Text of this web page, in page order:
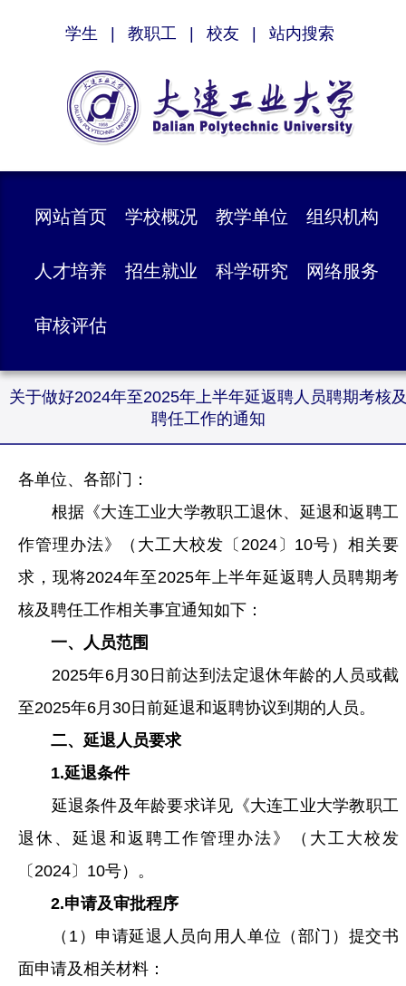
学生 教职工 校友 站内搜索
网站首页 学校概况 教学单位 组织机构
人才培养 招生就业 科学研究 网络服务
审核评估
关于做好2024年至2025年上半年延返聘人员聘期考核
聘任工作的通知
各单位、各部门：
根据《大连工业大学教职工退休、延退和返聘工
作管理办法》（大工大校发〔2024〕10号）相关要
求，现将2024年至2025年上半年延返聘人员聘期考
核及聘任工作相关事宜通知如下：
一、人员范围
2025年6月30日前达到法定退休年龄的人员或截
至2025年6月30日前延退和返聘协议到期的人员。
二、延退人员要求
1.延退条件
延退条件及年龄要求详见《大连工业大学教职工
退休、延退和返聘工作管理办法》（大工大校发
〔2024〕10号）。
2.申请及审批程序
（1）申请延退人员向用人单位（部门）提交书
面申请及相关材料：